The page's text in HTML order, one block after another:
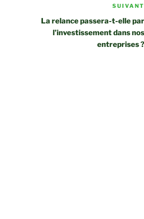
SUIVANT
La relance passera-t-elle par
l’investissement dans nos
entreprises ?